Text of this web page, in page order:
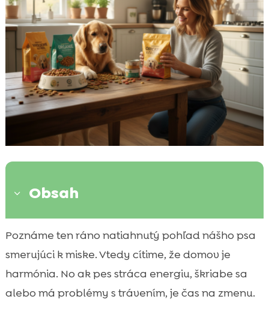
3 Obsah
 Prečo sa zdravie psa začína v miske
 Ako spoznáme, že nášmu psovi krmivo sedí
 Výber krmiva pre psa podľa veku a životnej
fázy
Poznáme ten ráno natiahnutý pohľad nášho psa
smerujúci k miske. Vtedy cítime, že domov je
harmónia. No ak pes stráca energiu, škriabe sa
alebo má problémy s trávením, je čas na zmenu.